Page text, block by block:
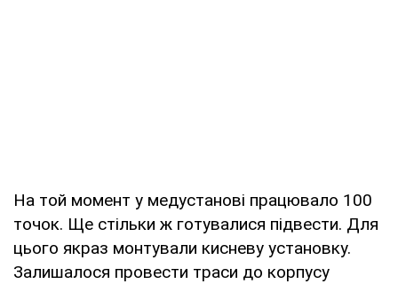
На той момент у медустанові працювало 100
точок. Ще стільки ж готувалися підвести. Для
цього якраз монтували кисневу установку.
Залишалося провести траси до корпусу